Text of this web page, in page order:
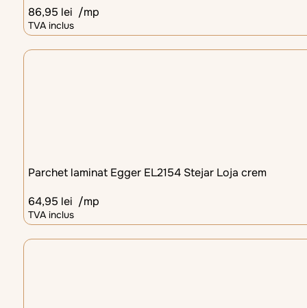
86,95 lei /mp
TVA inclus
Parchet laminat Egger EL2154 Stejar Loja crem
64,95 lei /mp
TVA inclus